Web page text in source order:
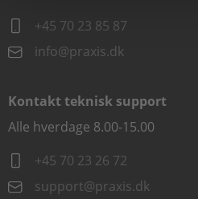
+45 70 23 85 87
info@praxis.dk
Kontakt teknisk support
Alle hverdage 8.00-15.00
+45 70 23 26 72
support@praxis.dk